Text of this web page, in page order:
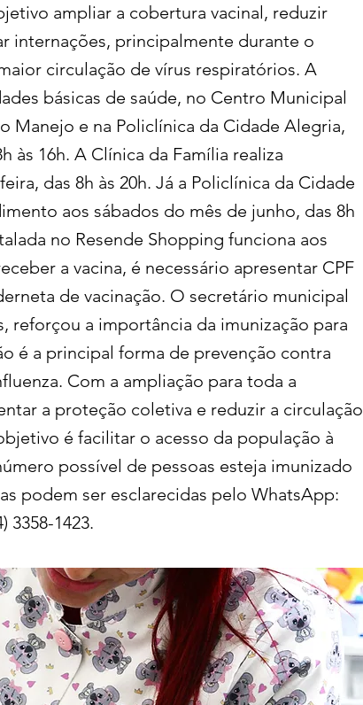
ampliar a cobertura vacinal, reduzir
internações, principalmente durante o
circulação de vírus respiratórios. A
básicas de saúde, no Centro Municipal
Manejo e na Policlínica da Cidade Alegria,
às 16h. A Clínica da Família realiza
das 8h às 20h. Já a Policlínica da Cidade
aos sábados do mês de junho, das 8h
no Resende Shopping funciona aos
a vacina, é necessário apresentar CPF
de vacinação. O secretário municipal
reforçou a importância da imunização para
é a principal forma de prevenção contra
Com a ampliação para toda a
a proteção coletiva e reduzir a circulação
é facilitar o acesso da população à
possível de pessoas esteja imunizado
podem ser esclarecidas pelo WhatsApp:
3358-1423.